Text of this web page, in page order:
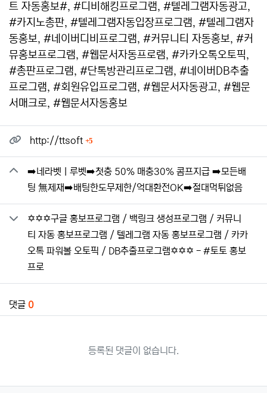
트 자동홍보#, #디비해킹프로그램, #텔레그램자동광고,
#카지노총판, #텔레그램자동입장프로그램, #텔레그램자
동홍보, #네이버디비프로그램, #커뮤니티 자동홍보, #커
뮤홍보프로그램, #웹문서자동프로램, #카카오톡오토픽,
#총판프로그램, #단톡방관리프로그램, #네이버DB추출
프로그램, #회원유입프로그램, #웹문서자동광고, #웹문
서매크로, #웹문서자동홍보
관련자료http://ttsoft 5회 연결
➡️네라벳ㅣ루벳➡️첫충 50% 매충30% 콤프지급 ➡️모든배
팅 無제재➡️배팅한도무제한/억대환전OK➡️절대먹튀없음
✡️✡️✡️구글 홍보프로그램 / 백링크 생성프로그램 / 커뮤니
티 자동 홍보프로그램 / 텔레그램 자동 홍보프로그램 / 카카
오톡 파워볼 오토픽 / DB추출프로그램✡️✡️✡️ - #토토 홍보
프로
댓글 0
등록된 댓글이 없습니다.